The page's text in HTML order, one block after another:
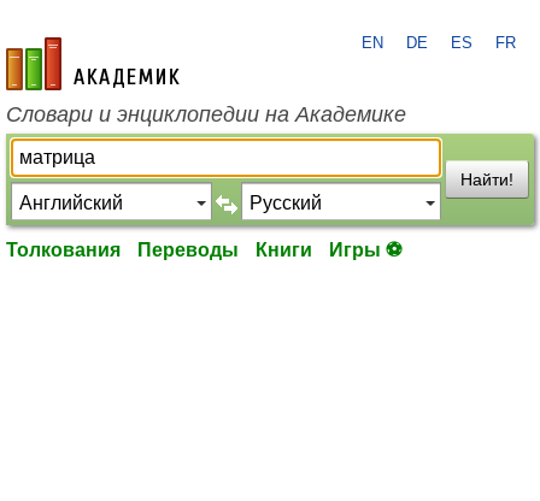
academic.ru
EN DE ES FR
Словари и энциклопедии на Академике
Найти!
Толкования Переводы Книги Игры ⚽